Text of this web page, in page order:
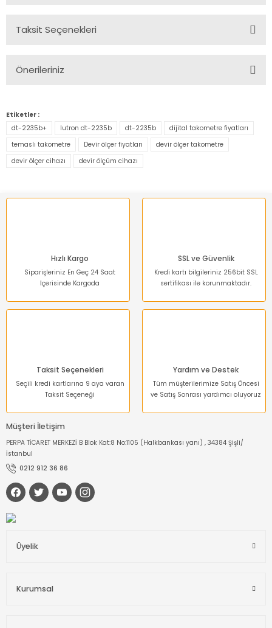
Taksit Seçenekleri
Önerileriniz
konularda yetersiz gördüğünüz noktaları öneri formunu
kullanarak tarafımıza iletebilirsiniz.
Ürün resmi kalitesiz, bozuk veya görüntülenemiyor.
Ürün bilgilerinde hatalar bulunuyor.
Etiketler :
dt-2235b+
lutron dt-2235b dt-2235b
dijital takometre fiyatları
temaslı takometre
Devir ölçer fiyatları
devir ölçer takometre
devir ölçer cihazı
devir ölçüm cihazı
Hızlı Kargo
Siparişleriniz En Geç 24 Saat
İçerisinde Kargoda
SSL ve Güvenlik
Kredi kartı bilgileriniz 256bit SSL
sertifikası ile korunmaktadır.
Taksit Seçenekleri
Seçili kredi kartlarına 9 aya varan
Taksit Seçeneği
Yardım ve Destek
Tüm müşterilerimize Satış Öncesi
ve Satış Sonrası yardımcı oluyoruz
Müşteri İletişim
PERPA TİCARET MERKEZİ B Blok Kat:8 No:1105 (Halkbankası yanı) , 34384 Şişli/
İstanbul
0212 912 36 86
Üyelik
Kurumsal